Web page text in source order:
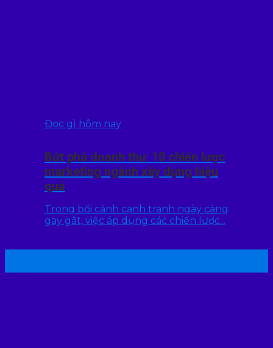
Đọc gì hôm nay
Bứt phá doanh thu: 10 chiến lược
marketing ngành xây dựng hiệu
quả
Trong bối cảnh cạnh tranh ngày càng
gay gắt, việc áp dụng các chiến lược...